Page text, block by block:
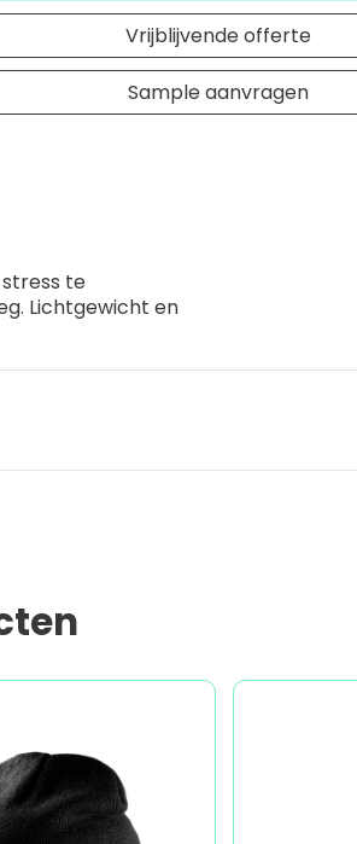
Vrijblijvende offerte
Sample aanvragen
te
Lichtgewicht en